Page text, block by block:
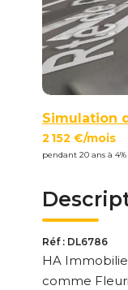
Simulation
2 152 €/mois
pendant 20 ans à
Réf : DL6786
HA
comme